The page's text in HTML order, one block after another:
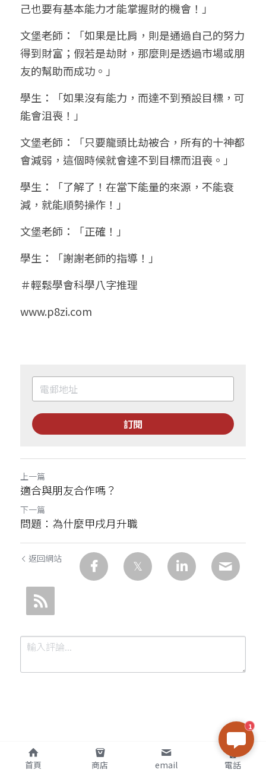
己也要有基本能力才能掌握財的機會！」
文堡老師：「如果是比肩，則是通過自己的努力
得到財富；假若是劫財，那麼則是透過市場或朋
友的幫助而成功。」
學生：「如果沒有能力，而達不到預設目標，可
能會沮喪！」
文堡老師：「只要龍頭比劫被合，所有的十神都
會減弱，這個時候就會達不到目標而沮喪。」
學生：「了解了！在當下能量的來源，不能衰
減，就能順勢操作！」
文堡老師：「正確！」
學生：「謝謝老師的指導！」
＃輕鬆學會科學八字推理
www.p8zi.com
訂閱
上一篇
適合與朋友合作嗎？
下一篇
問題：為什麼甲戌月升職
返回網站
提交
1
首頁 商店 email 電話